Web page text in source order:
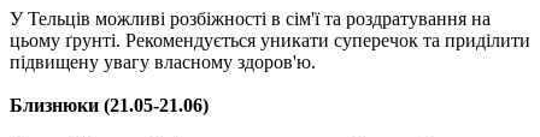
У Тельців можливі розбіжності в сім'ї та роздратування на
цьому ґрунті. Рекомендується уникати суперечок та приділити
підвищену увагу власному здоров'ю.
Близнюки (21.05-21.06)